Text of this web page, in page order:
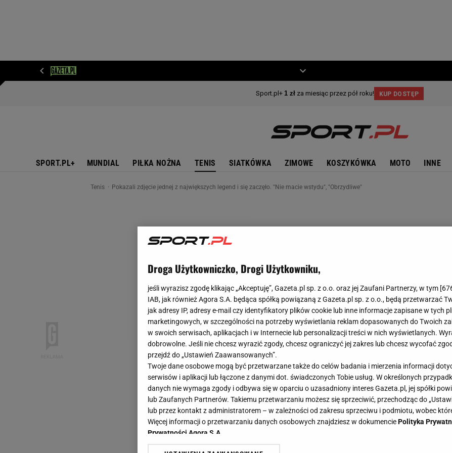
SPORT.PL+ MUNDIAL PIŁKA NOŻNA TENIS SIATKÓWKA ZIMOWE KOSZYKÓWKA MOTO INNE
Tenis Pokazali zdjęcie jednej z największych legend i się zaczęło. "Nie macie wstydu", "Obrzydliwe"
Droga Użytkowniczko, Drogi Użytkowniku,
jeśli wyrazisz zgodę klikając „Akceptuję”, Gazeta.pl sp. z o.o. oraz jej Zaufani Partnerzy, w tym [
IAB, jak również Agora S.A. będąca spółką powiązaną z Gazeta.pl sp. z o.o., będą przetwarzać
jak adresy IP, adresy e-mail czy identyfikatory plików cookie lub inne informacje zapisane w tych
marketingowych, w szczególności na potrzeby wyświetlania reklam dopasowanych do Twoich
w swoich serwisach, aplikacjach i w Internecie lub personalizacji treści w nich wyświetlanych.
dobrowolne. Jeśli nie chcesz wyrazić zgody, chcesz ograniczyć jej zakres lub chcesz wycofać
przejdź do „Ustawień Zaawansowanych”.
Twoje dane osobowe mogą być przetwarzane także do celów badania i mierzenia informacji
serwisów i aplikacji lub łączone z danymi dot. świadczonych Tobie usług. W określonych
danych nie wymaga zgody i odbywa się w oparciu o uzasadniony interes Gazeta.pl, jej spółki
lub Zaufanych Partnerów. Takiemu przetwarzaniu możesz się sprzeciwić, przechodząc do
lub przez kontakt z administratorem – w zależności od zakresu sprzeciwu i podmiotu, wobec
Więcej informacji o przetwarzaniu danych osobowych znajdziesz w dokumenciePolityka
Prywatności Agora S.A.